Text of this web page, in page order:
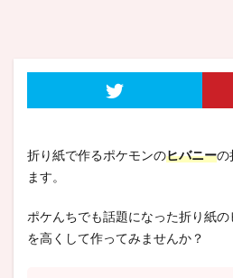
折り紙で作るポケモンのヒバニーの
ます。
ポケんちでも話題になった折り紙
を高くして作ってみませんか？